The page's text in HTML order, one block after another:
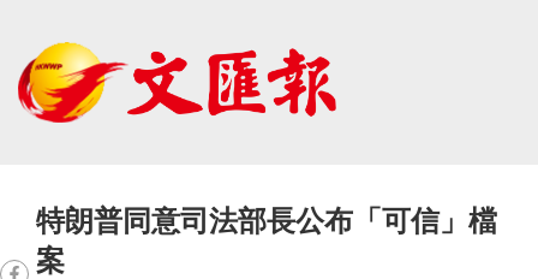
特朗普同意司法部長公布「可信」檔
案